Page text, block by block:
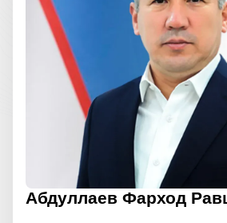
Абдуллаев Фарход